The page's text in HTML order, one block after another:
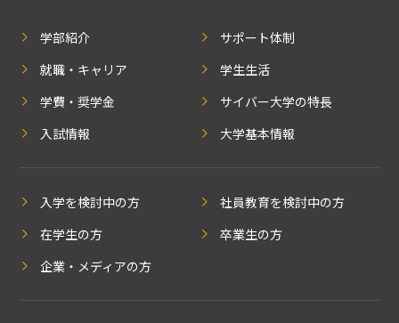
学部紹介
サポート体制
就職・キャリア
学生生活
学費・奨学金
サイバー大学の特長
入試情報
大学基本情報
入学を検討中の方
社員教育を検討中の方
在学生の方
卒業生の方
企業・メディアの方